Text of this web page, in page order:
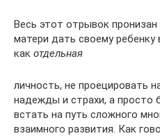
Весь этот отрывок
матери дать своему
как отдельная
личность, не проецировать
надежды и страхи, а просто
встать на путь сложного
взаимного развития. Как